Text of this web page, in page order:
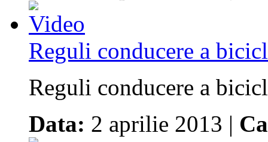
Reguli conducere a
Reguli conducere a
Data: 2 aprilie 2013 |